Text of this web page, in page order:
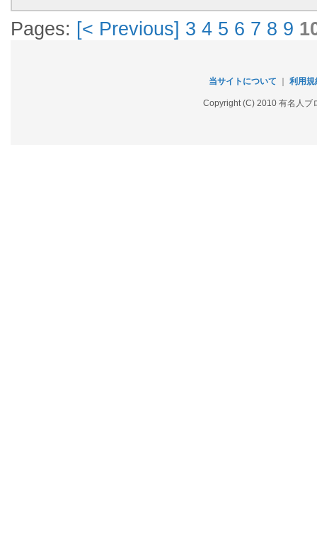
Pages: [< Previous] 3 4 5 6 7 8 9
当サイトについて 利用規
Copyright (C) 2010 有名人ブ